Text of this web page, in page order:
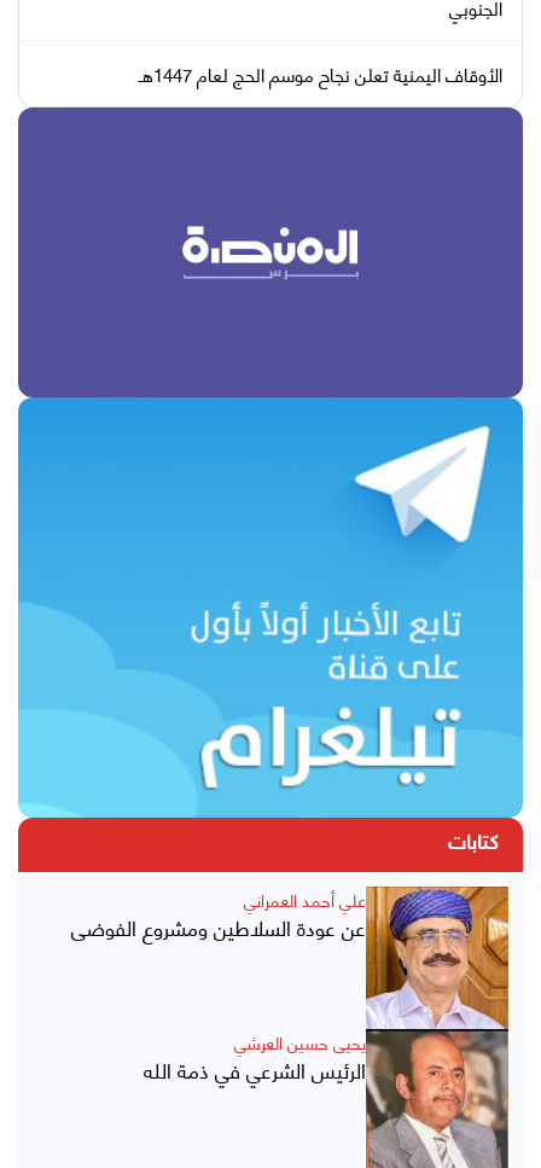
الأوقاف اليمنية تعلن نجاح موسم الحج لعام 1447هـ
كتابات
علي أحمد العمراني
عن عودة السلاطين ومشروع الفوضى
يحيى حسين العرشي
الرئيس الشرعي في ذمة الله